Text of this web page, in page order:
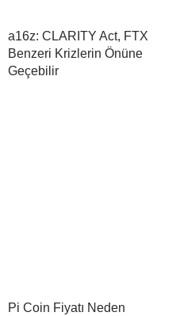
a16z: CLARITY Act, FTX
Benzeri Krizlerin Önüne
Geçebilir
Pi Coin Fiyatı Neden